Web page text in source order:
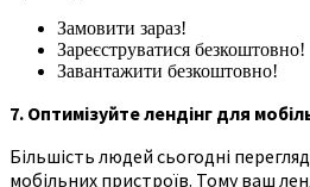
Замовити зараз!
Зареєструватися безкоштовно!
Завантажити безкоштовно!
7. Оптимізуйте лендінг для
Більшість людей сьогодні
мобільних пристроїв. Тому ваш